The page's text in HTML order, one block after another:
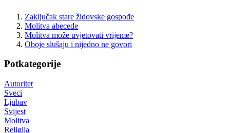
Zaključak stare židovske gospođe
Molitva abecede
Molitva može uvjetovati vrijeme?
Oboje slušaju i nijedno ne govori
Potkategorije
Autoritet
Sveci
Ljubav
Svijest
Molitva
Religija